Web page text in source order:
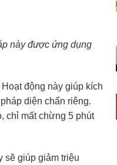
này được ứng dụng
động này giúp kích
diện chẩn riêng.
chỉ mất chừng 5 phút
sẽ giúp giảm triệu